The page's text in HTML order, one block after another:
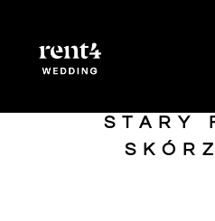
STARY